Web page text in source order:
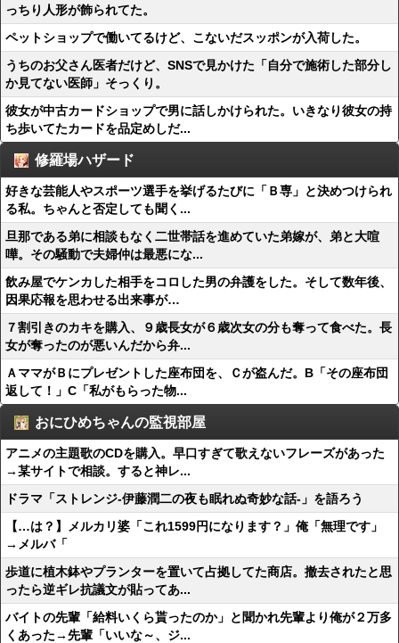
っちり人形が飾られてた。
ペットショップで働いてるけど、こないだスッポンが入荷した。
うちのお父さん医者だけど、SNSで見かけた「自分で施術した部分し
か見てない医師」そっくり。
彼女が中古カードショップで男に話しかけられた。いきなり彼女の持
ち歩いてたカードを品定めしだ...
修羅場ハザード
好きな芸能人やスポーツ選手を挙げるたびに「Ｂ専」と決めつけられ
る私。ちゃんと否定しても聞く...
旦那である弟に相談もなく二世帯話を進めていた弟嫁が、弟と大喧
嘩。その騒動で夫婦仲は最悪にな...
飲み屋でケンカした相手をコロした男の弁護をした。そして数年後、
因果応報を思わせる出来事が…
７割引きのカキを購入、９歳長女が６歳次女の分も奪って食べた。長
女が奪ったのが悪いんだから弁...
ＡママがＢにプレゼントした座布団を、Ｃが盗んだ。B「その座布団
返して！」C「私がもらった物...
おにひめちゃんの監視部屋
アニメの主題歌のCDを購入。早口すぎて歌えないフレーズがあった
→某サイトで相談。すると神レ...
ドラマ「ストレンジ-伊藤潤二の夜も眠れぬ奇妙な話-」を語ろう
【…は？】メルカリ婆「これ1599円になります？」俺「無理です」
→メルバ「
歩道に植木鉢やプランターを置いて占拠してた商店。撤去されたと思
ったら逆ギレ抗議文が貼ってあ...
バイトの先輩「給料いくら貰ったのか」と聞かれ先輩より俺が２万多
くあった→先輩「いいな～、ジ...